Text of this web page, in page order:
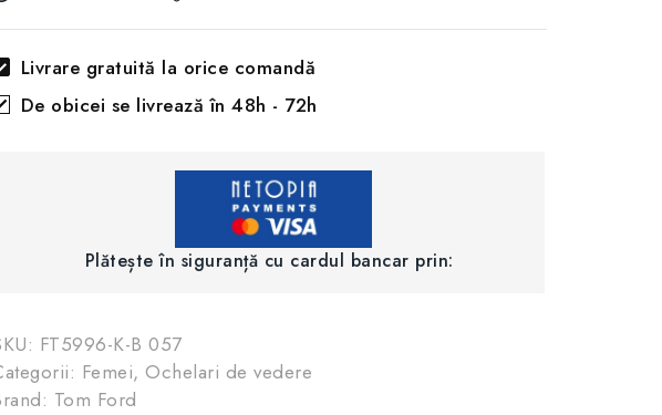
Livrare gratuită la orice comandă
De obicei se livrează în 48h - 72h
Plătește în siguranță cu cardul bancar prin:
FT5996-K-B 057
Femei, Ochelari de vedere
Tom Ford